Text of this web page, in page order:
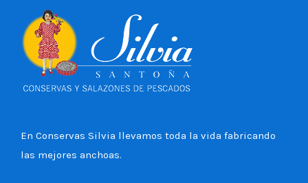
En Conservas Silvia llevamos toda la vida fabricando
las mejores anchoas.